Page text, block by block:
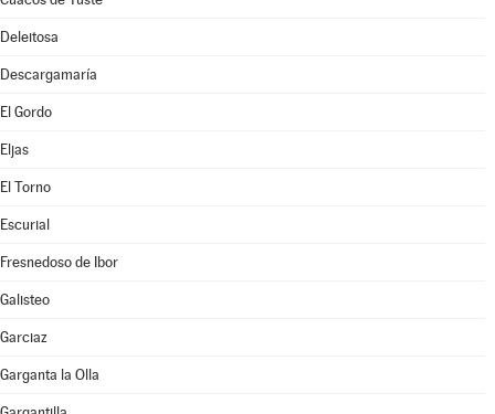
Deleitosa
Descargamaría
El Gordo
Eljas
El Torno
Escurial
Fresnedoso de Ibor
Galisteo
Garciaz
Garganta la Olla